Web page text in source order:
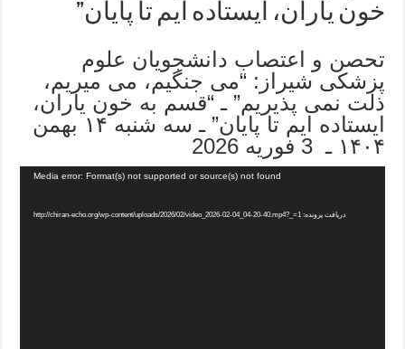
خون یاران، ایستاده ایم تا پایان”
تحصن و اعتصاب دانشجویان علوم
پزشکی شیراز: “می جنگیم، می میریم،
ذلت نمی پذیریم” ـ “قسم به خون یاران،
ایستاده ایم تا پایان” ـ سه شنبه ۱۴ بهمن
۱۴۰۴ ـ 3 فوریه 2026
Media error: Format(s) not supported or source(s) not found
دریافت پرونده: http://chiran-echo.org/wp-content/uploads/2026/02/video_2026-02-04_04-20-40.mp4?_=1